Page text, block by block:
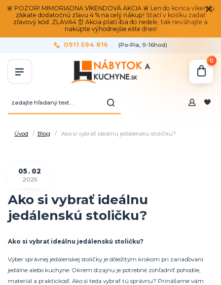
🚨 POZOR! MIMORIADNA VÍKENDOVÁ AKCIA 🚨 Len do konca víkendu
získate dodatočnú zľavu 4 % na celý nákup! Stačí v košíku zadať
zľavový kód: ZLAVA4 ⏰ Akcia platí iba do nedele, tak neváhajte a
nakúpte výhodnejšie ešte dnes!
0911 594 816 (Po-Pia, 9-16hod)
0
Úvod Blog Ako si vybrať ideálnu jedálenskú stoličku?
05 02
2025
Ako si vybrať ideálnu
jedálenskú stoličku?
Ako si vybrať ideálnu jedálenskú stoličku?
Výber správnej jedálenskej stoličky je dôležitým krokom pri zariaďovaní
jedálne alebo kuchyne. Okrem dizajnu je potrebné zohľadniť pohodlie,
materiál a praktickosť. Ako si teda vybrať tú správnu? Prinášame vám